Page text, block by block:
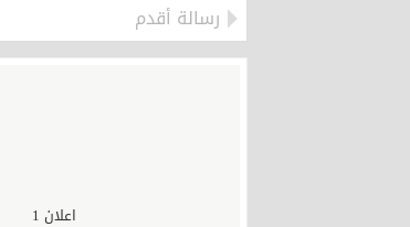
رسالة أقدم
اعلان 1